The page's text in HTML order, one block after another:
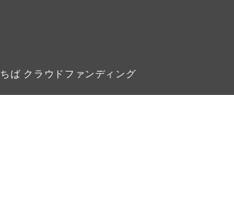
ちば クラウドファンディング